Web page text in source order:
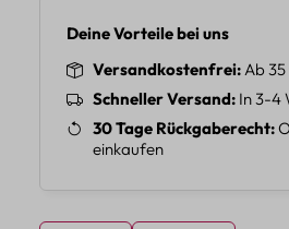
Deine Vorteile bei uns
Versandkostenfrei Ab
Schneller Versand In 3-4
30 Tage Rückgaberecht
einkaufen